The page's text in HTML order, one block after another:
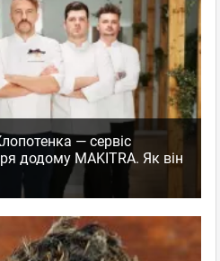
— сервіс
додому MAKITRA. Як він